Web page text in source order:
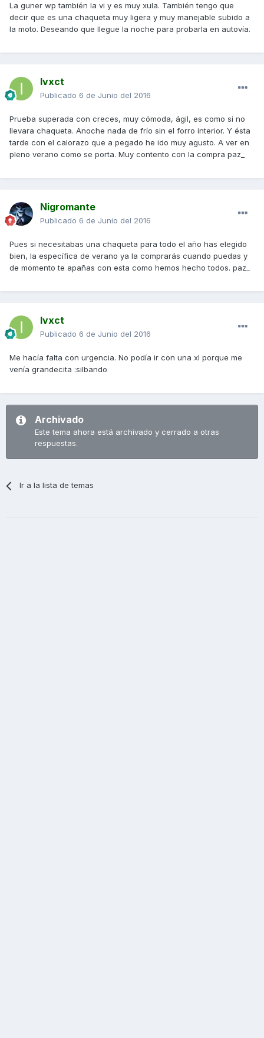
La guner wp también la vi y es muy xula. También tengo que
decir que es una chaqueta muy ligera y muy manejable subido a
la moto. Deseando que llegue la noche para probarla en autovía.
Ivxct
Publicado 6 de Junio del 2016
Prueba superada con creces, muy cómoda, ágil, es como si no
llevara chaqueta. Anoche nada de frío sin el forro interior. Y ésta
tarde con el calorazo que a pegado he ido muy agusto. A ver en
pleno verano como se porta. Muy contento con la compra paz_
Nigromante
Publicado 6 de Junio del 2016
Pues si necesitabas una chaqueta para todo el año has elegido
bien, la específica de verano ya la comprarás cuando puedas y
de momento te apañas con esta como hemos hecho todos. paz_
Ivxct
Publicado 6 de Junio del 2016
Me hacía falta con urgencia. No podía ir con una xl porque me
venía grandecita :silbando
Archivado
Este tema ahora está archivado y cerrado a otras
respuestas.
Ir a la lista de temas